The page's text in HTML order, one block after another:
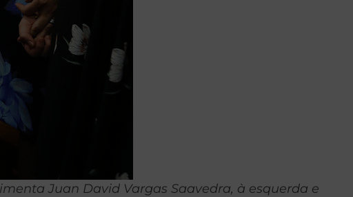
Juan David Vargas Saavedra, à esquerda e